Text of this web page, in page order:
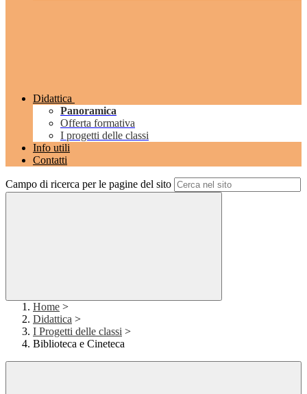
Didattica
Panoramica
Offerta formativa
I progetti delle classi
Info utili
Contatti
Campo di ricerca per le pagine del sito
Home >
Didattica >
I Progetti delle classi >
Biblioteca e Cineteca